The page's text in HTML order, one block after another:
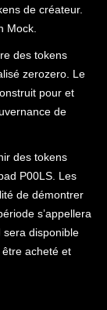
de créateur.
Mock.
des tokens
zerozero. Le
pour et
de
des tokens
P00LS. Les
de démontrer
s’appellera
sera disponible
acheté et